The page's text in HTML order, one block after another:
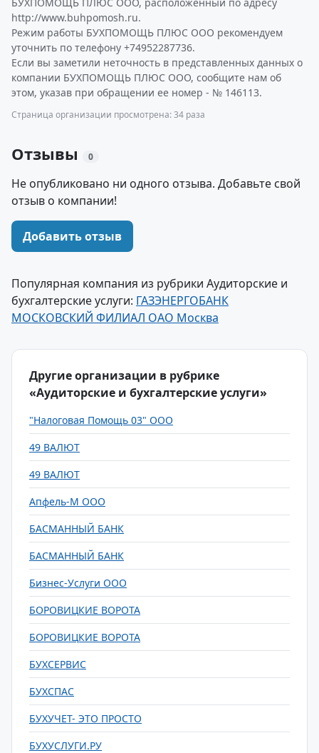
http://www.buhpomosh.ru.
Режим работы БУХПОМОЩЬ ПЛЮС ООО рекомендуем
уточнить по телефону +74952287736.
Если вы заметили неточность в представленных данных о
компании БУХПОМОЩЬ ПЛЮС ООО, сообщите нам об
этом, указав при обращении ее номер - № 146113.
Страница организации просмотрена: 34 раза
Отзывы 0
Не опубликовано ни одного отзыва. Добавьте свой
отзыв о компании!
Добавить отзыв
Популярная компания из рубрики Аудиторские и
бухгалтерские услуги: ГАЗЭНЕРГОБАНК
МОСКОВСКИЙ ФИЛИАЛ ОАО Москва
Другие организации в рубрике
«Аудиторские и бухгалтерские услуги»
"Налоговая Помощь 03" ООО
49 ВАЛЮТ
49 ВАЛЮТ
Апфель-М ООО
БАСМАННЫЙ БАНК
БАСМАННЫЙ БАНК
Бизнес-Услуги ООО
БОРОВИЦКИЕ ВОРОТА
БОРОВИЦКИЕ ВОРОТА
БУХСЕРВИС
БУХСПАС
БУХУЧЕТ- ЭТО ПРОСТО
БУХУСЛУГИ.РУ